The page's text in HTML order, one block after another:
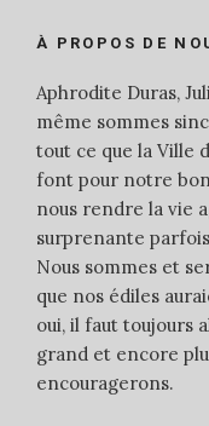
À PROPOS DE
Aphrodite Duras,
même sommes
tout ce que la Ville
font pour notre
nous rendre la vie
surprenante
Nous sommes et
que nos édiles
oui, il faut toujours
grand et encore
encouragerons.